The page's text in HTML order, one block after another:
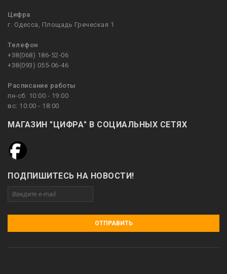
Цифра
г. Одесса, Площадь Греческая 1
Телефон
+38(068) 186-52-06
+38(093) 055-06-46
Расписание работы
пн-сб: 10:00 - 19:00
вс: 10:00 - 18:00
МАГАЗИН "ЦИФРА" В СОЦИАЛЬНЫХ СЕТЯХ
ПОДПИШИТЕСЬ НА НОВОСТИ!
ОТПРАВИТЬ